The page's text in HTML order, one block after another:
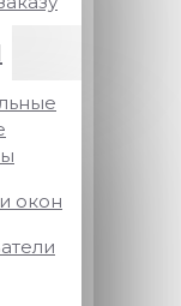
окон